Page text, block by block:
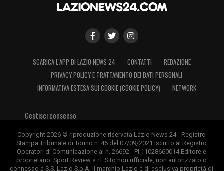
SCARICA L’APP DI LAZIO NEWS 24 CONTATTI
REDAZIONE
PRIVACY POLICY E TRATTAMENTO DEI DATI PERSONALI
INFORMATIVA ESTESA SUI COOKIE (COOKIE POLICY)
NETWORK
Gestisci consenso
Copyright 2026 © riproduzione riservata Lazio News 24 - Registro
Stampa Tribunale di Torino n. 46 del 07/09/2021 Iscritto al Registro
Operatori di Comunicazione al n. 26692 - PI 11028660014 Editore e
proprietario: Sport Review s.r.l. Sito non ufficiale, non autorizzato o
connesso a S.S. Lazio S.p.A. Il marchio Lazio è di esclusiva proprietà di